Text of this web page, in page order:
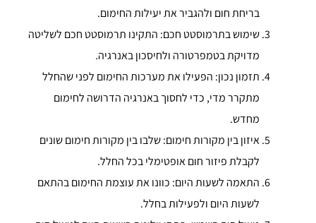
בריחת חום ולהגביר את יעילות החימום.
שימוש בתרמוסטט חכם: התקינו תרמוסטט חכם לשליטה
מדויקת בטמפרטורה ולחיסכון באנרגיה.
תזמון נכון: הפעילו את מערכות החימום לפני שהחלל
מתקרר מדי, כדי לחסוך באנרגיה הדרושה לחימום
מחדש.
איזון בין מקורות חימום: שלבו בין מקורות חימום שונים
לקבלת פיזור חום אופטימלי בכל החלל.
התאמה לשעות היום: כוונו את עוצמת החימום בהתאם
לשעות היום ולפעילות בחלל.